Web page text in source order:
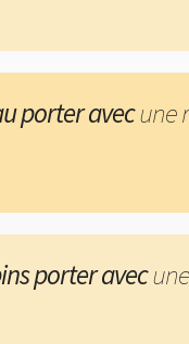
porter avecune
porter avec